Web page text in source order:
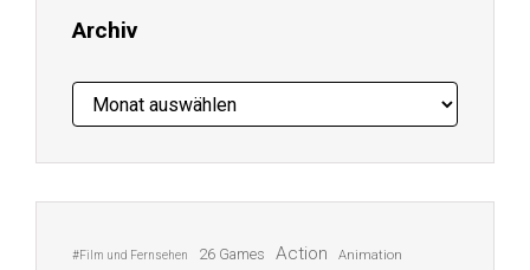
Archiv
Archiv
#Film und Fernsehen 26 Games Action Animation